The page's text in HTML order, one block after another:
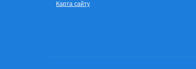
Карта сайту